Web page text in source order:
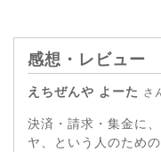
感想・レビュー
えちぜんや よーた さ
決済・請求・集金に
ヤ、という人のため